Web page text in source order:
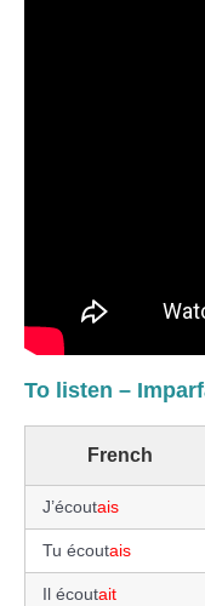
To listen –
French
J’écoutais
Tu écoutais
Il écoutait